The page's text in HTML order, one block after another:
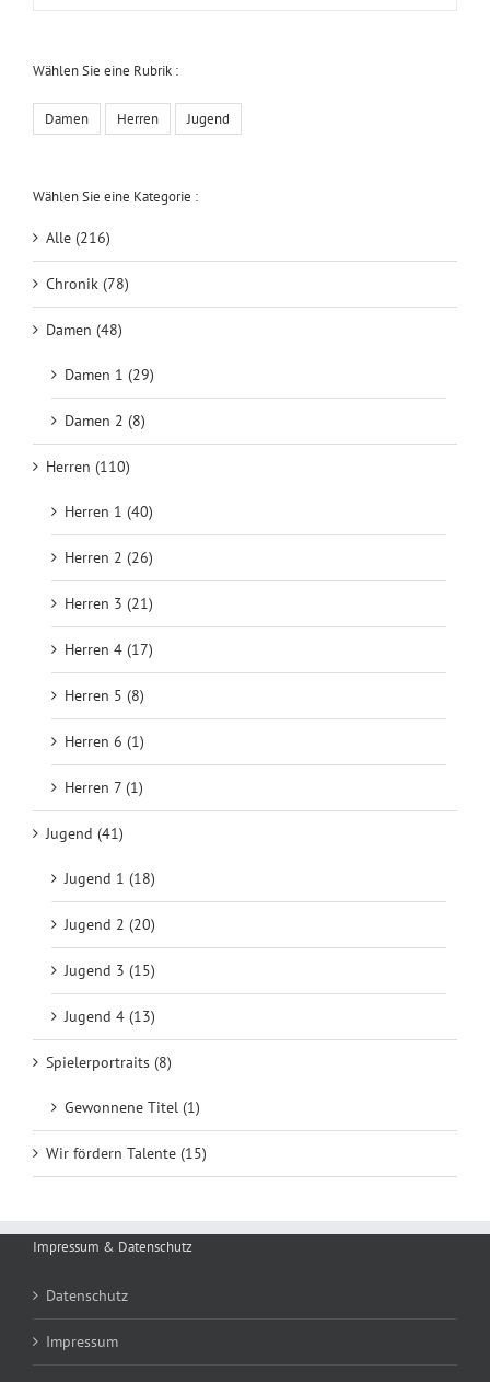
Wählen Sie eine Rubrik :
Damen Herren Jugend
Wählen Sie eine Kategorie :
Alle (216)
Chronik (78)
Damen (48)
Damen 1 (29)
Damen 2 (8)
Herren (110)
Herren 1 (40)
Herren 2 (26)
Herren 3 (21)
Herren 4 (17)
Herren 5 (8)
Herren 6 (1)
Herren 7 (1)
Jugend (41)
Jugend 1 (18)
Jugend 2 (20)
Jugend 3 (15)
Jugend 4 (13)
Spielerportraits (8)
Gewonnene Titel (1)
Wir fördern Talente (15)
Impressum & Datenschutz
Datenschutz
Impressum